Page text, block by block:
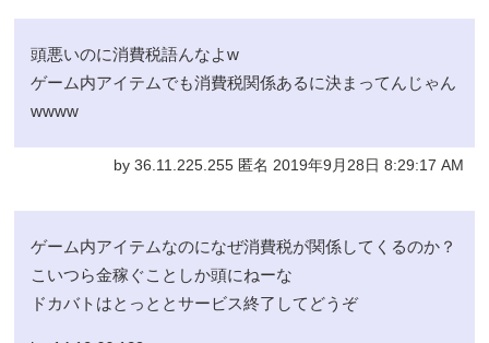
頭悪いのに消費税語んなよw
ゲーム内アイテムでも消費税関係あるに決まってんじゃん
wwww
by 36.11.225.255 匿名 2019年9月28日 8:29:17 AM
ゲーム内アイテムなのになぜ消費税が関係してくるのか？
こいつら金稼ぐことしか頭にねーな
ドカバトはとっととサービス終了してどうぞ